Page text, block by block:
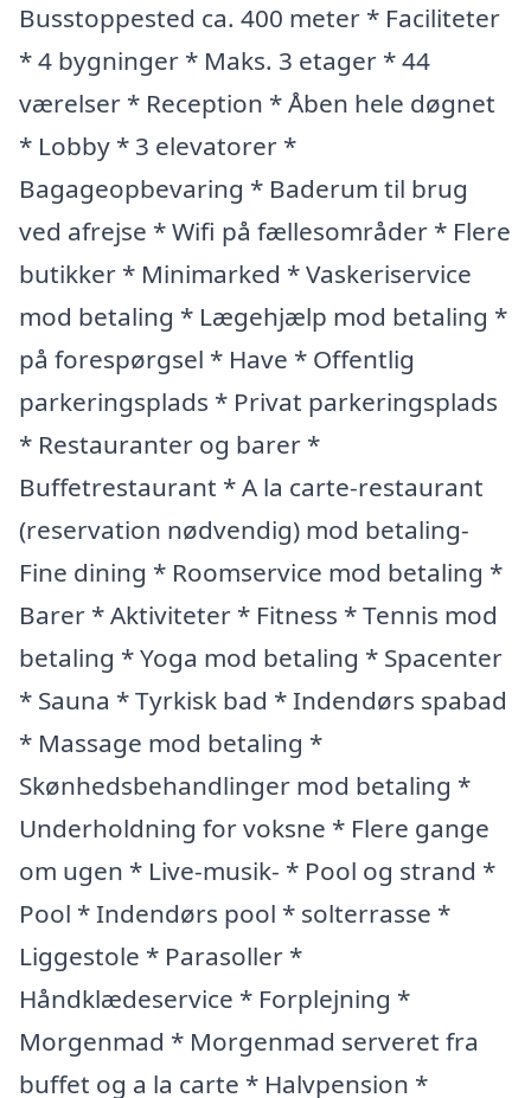
Busstoppested ca. 400 meter * Faciliteter
* 4 bygninger * Maks. 3 etager * 44
værelser * Reception * Åben hele døgnet
* Lobby * 3 elevatorer *
Bagageopbevaring * Baderum til brug
ved afrejse * Wifi på fællesområder * Flere
butikker * Minimarked * Vaskeriservice
mod betaling * Lægehjælp mod betaling *
på forespørgsel * Have * Offentlig
parkeringsplads * Privat parkeringsplads
* Restauranter og barer *
Buffetrestaurant * A la carte-restaurant
(reservation nødvendig) mod betaling-
Fine dining * Roomservice mod betaling *
Barer * Aktiviteter * Fitness * Tennis mod
betaling * Yoga mod betaling * Spacenter
* Sauna * Tyrkisk bad * Indendørs spabad
* Massage mod betaling *
Skønhedsbehandlinger mod betaling *
Underholdning for voksne * Flere gange
om ugen * Live-musik- * Pool og strand *
Pool * Indendørs pool * solterrasse *
Liggestole * Parasoller *
Håndklædeservice * Forplejning *
Morgenmad * Morgenmad serveret fra
buffet og a la carte * Halvpension *